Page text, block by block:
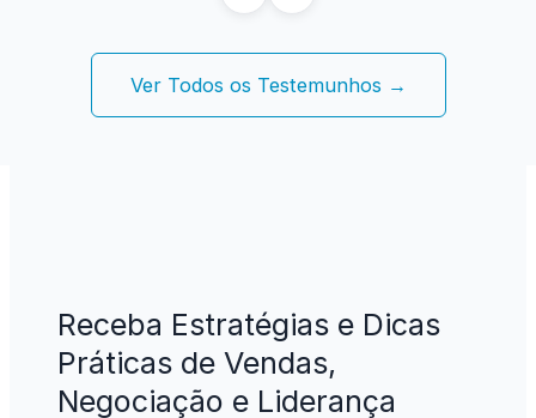
Ver Todos os Testemunhos →
Receba Estratégias e Dicas
Práticas de Vendas,
Negociação e Liderança